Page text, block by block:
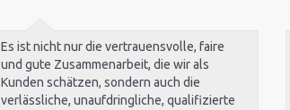
Es ist nicht nur die vertrauensvolle, faire
und gute Zusammenarbeit, die wir als
Kunden schätzen, sondern auch die
verlässliche, unaufdringliche, qualifizierte